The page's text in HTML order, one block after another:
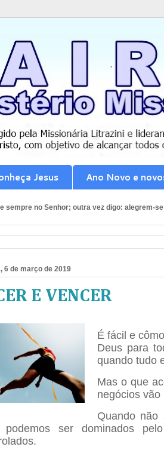
Jesus Ano Novo e
sempre no Senhor; outra vez digo: alegrem-
6 de março de 2019
E VENCER
É fácil e
Deus para
quando tudo
Mas o que
negócios vão
Quando
podemos ser dominados